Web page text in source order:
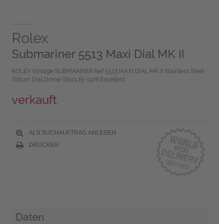
Rolex
Submariner 5513 Maxi Dial MK II
ROLEX Vintage SUBMARINER Ref 5513 MAXI DIAL MK II Stainless Steel
Tritium Dial Dome Glass Bj-1978 Excellent
verkauft
ALS SUCHAUFTRAG ANLEGEN
DRUCKEN
Daten